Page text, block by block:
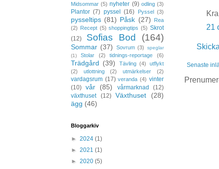
21
Senaste
Midsommar (5) nyheter (9) odling (3)
Plantor (7) pyssel (16) Pyssel (3)
pysseltips (81) Påsk (27)
Rea
(2) Recept (5) shoppingtips (5) Skrot
(12)
Sofias Bod (164)
Sommar (37) Sovrum (3)
speglar
(1)
Stolar (2) tidnings-reportage (6)
Trädgård (39) Tävling (4)
utflykt
(2)
utlottning (2) utmärkelser (2)
vardagsrum (17) veranda (4) vinter
(10) vår (85) vårmarknad
(12)
växthuset
(12) Växthuset
(28)
ägg (46)
Bloggarkiv
► 2024 (1)
► 2021 (1)
► 2020 (5)